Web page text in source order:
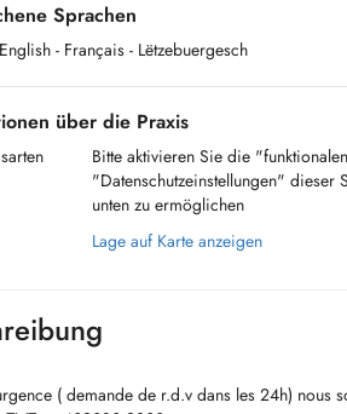
Sprachen
- Français - Lëtzebuergesch
über die Praxis
Bitte aktivieren Sie die
"Datenschutzeinstellungen" dieser
unten zu ermöglichen
Lage auf Karte anzeigen
( demande de r.d.v dans les 24h) nous